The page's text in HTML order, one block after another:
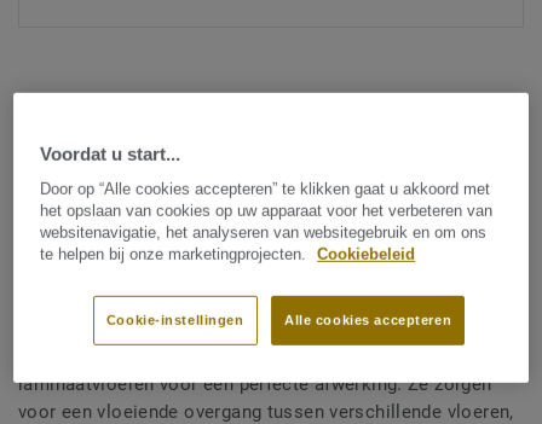
Zie alle ontwerpen (38)
Accessoires
Overgangsprofiel laminaat
laminaatvloeren voor een perfecte afwerking. Ze zorgen
voor een vloeiende overgang tussen verschillende vloeren,
Voordat u start...
Door op “Alle cookies accepteren” te klikken gaat u akkoord met
het opslaan van cookies op uw apparaat voor het verbeteren van
websitenavigatie, het analyseren van websitegebruik en om ons
te helpen bij onze marketingprojecten.
Cookiebeleid
Alle cookies accepteren
Cookie-instellingen